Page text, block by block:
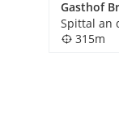
Spittal an
315m